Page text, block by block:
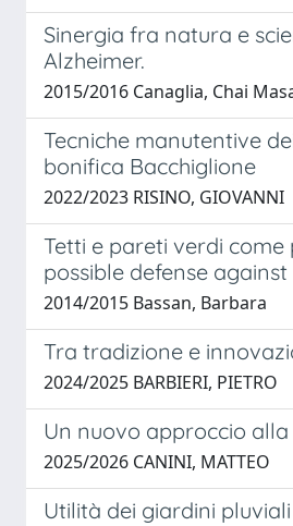
Sinergia fra natura e
Alzheimer.
2015/2016 Canaglia, Chai
Tecniche manutentive
bonifica Bacchiglione
2022/2023 RISINO, GIOVANNI
Tetti e pareti verdi
possible defense
2014/2015 Bassan, Barbara
Tra tradizione e
2024/2025 BARBIERI, PIETRO
Un nuovo approccio
2025/2026 CANINI, MATTEO
Utilità dei giardini